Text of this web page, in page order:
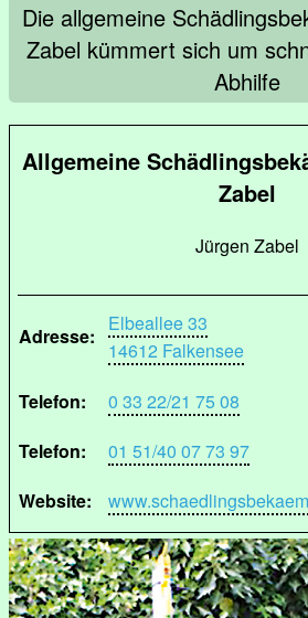
Die allgemeine
Zabel kümmert sich um
Abhilfe
Allgemeine
Zabel
Jürgen Zabel
Adresse:
Elbeallee 33
14612 Falkensee
Telefon:
0 33 22/21 75 08
Telefon:
01 51/40 07 73 97
Website: